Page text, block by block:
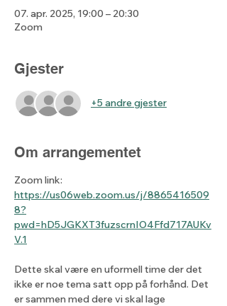
07. apr. 2025, 19:00 – 20:30
Zoom
Gjester
+5 andre gjester
Om arrangementet
Zoom link:
https://us06web.zoom.us/j/8865416509
8?
pwd=hD5JGKXT3fuzscrnIO4Ffd717AUKv
V.1
Dette skal være en uformell time der det
ikke er noe tema satt opp på forhånd. Det
er sammen med dere vi skal lage